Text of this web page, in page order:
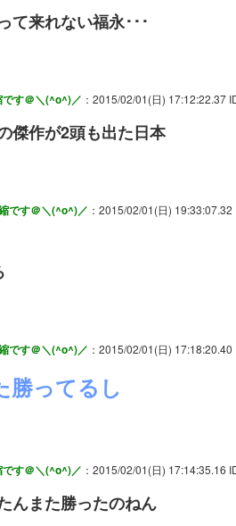
て来れない福永･･･
す＠＼(^o^)／ ：2015/02/01(日) 17:12:22.37
傑作が2頭も出た日本
です＠＼(^o^)／ ：2015/02/01(日)
です＠＼(^o^)／ ：2015/02/01(日)
勝ってるし
す＠＼(^o^)／ ：2015/02/01(日) 17:14:35.16
んまた勝ったのねん